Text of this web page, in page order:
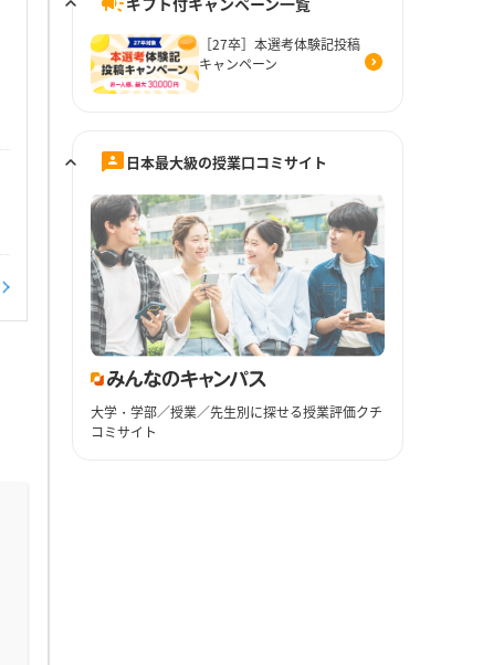
［27卒］本選考体験記投稿
キャンペーン
日本最大級の授業口コミサイト
大学・学部／授業／先生別に探せる授業評価クチ
コミサイト